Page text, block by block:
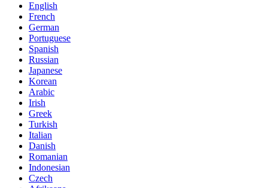
English
French
German
Portuguese
Spanish
Russian
Japanese
Korean
Arabic
Irish
Greek
Turkish
Italian
Danish
Romanian
Indonesian
Czech